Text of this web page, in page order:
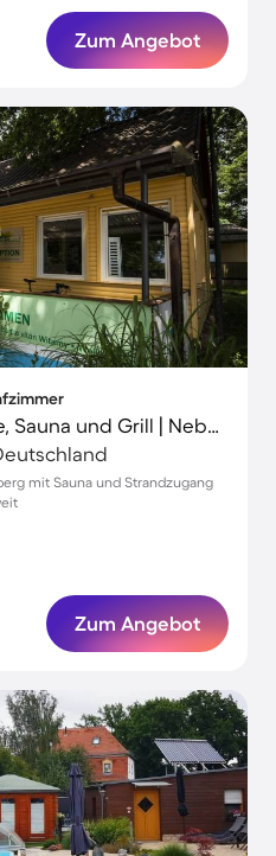
Zum Angebot
Aparthotel mit Terrasse, Sauna und Grill | Neben dem Strand | Haustierfreundlich
mit Sauna und Strandzugang
Zum Angebot